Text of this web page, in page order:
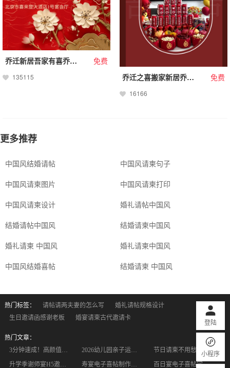
登陆
小程序
乔迁新居吾家有喜乔迁之喜鎏金请柬邀请函 免费
135115 乔迁之喜搬家新居乔迁长页 免费
16166
更多推荐
中国风结婚请帖
中国风请柬句子
中国风请柬图片
中国风请柬打印
中国风请柬设计
婚礼请帖中国风
结婚请帖中国风
结婚请柬中国风
婚礼请柬 中国风
婚礼请柬中国风
中国风结婚喜帖
结婚请柬 中国风
热门标签： 请帖请两夫妻的怎么写
婚礼请帖规格设计
生日邀请函感谢老板
婚宴请柬古代邀请卡
热门文章：
2026幼儿园亲子运动会电子邀请函｜童趣满分！免费模板一键套用
节日请柬不用愁！零基础小白一键套用，氛围感直接拉满
升学季谢师宴H5邀请函怎么选？多款优质模板实测，小白也能一键做
寿宴电子喜帖制作全攻略！小白也能轻松做出高级感请柬 百日宴电子喜帖完整教程：模板挑选+设计修改+一键制作零基础搞定